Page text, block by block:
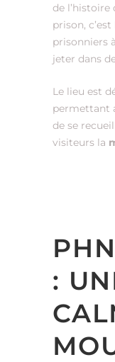
de l’histoire
prison,
prisonniers
jeter dans
Le lieu est
permettant
de se
visiteurs la
: